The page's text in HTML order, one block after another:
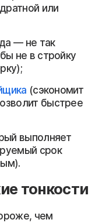
или
— не так
не в стройку
(сэкономит
быстрее
выполняет
срок
тонкости
чем